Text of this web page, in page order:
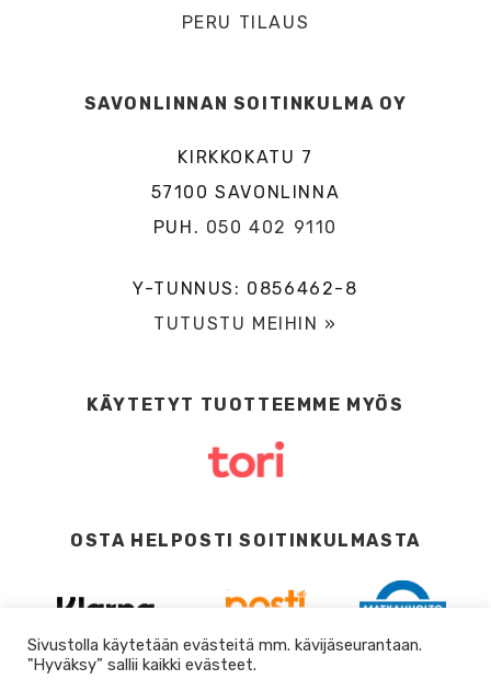
PERU TILAUS
SAVONLINNAN SOITINKULMA OY
KIRKKOKATU 7
57100 SAVONLINNA
PUH. 050 402 9110
Y-TUNNUS: 0856462-8
TUTUSTU MEIHIN »
KÄYTETYT TUOTTEEMME MYÖS
OSTA HELPOSTI SOITINKULMASTA
Sivustolla käytetään evästeitä mm. kävijäseurantaan.
"Hyväksy” sallii kaikki evästeet.